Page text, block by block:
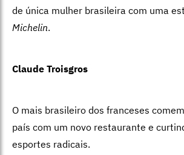
de única mulher brasileira com uma
Michelin.
Claude Troisgros
O mais brasileiro dos franceses
país com um novo restaurante e
esportes radicais.